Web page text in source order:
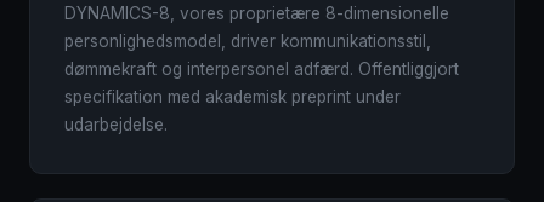
DYNAMICS-8, vores proprietære 8-dimensionelle
personlighedsmodel, driver kommunikationsstil,
dømmekraft og interpersonel adfærd. Offentliggjort
specifikation med akademisk preprint under
udarbejdelse.